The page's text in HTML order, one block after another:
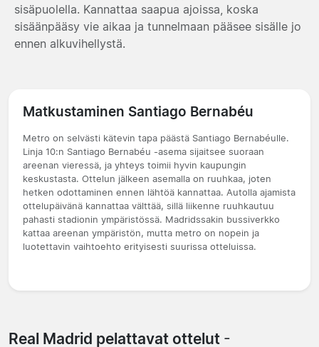
sisäpuolella. Kannattaa saapua ajoissa, koska
sisäänpääsy vie aikaa ja tunnelmaan pääsee sisälle jo
ennen alkuvihellystä.
Matkustaminen Santiago Bernabéu
Metro on selvästi kätevin tapa päästä Santiago Bernabéulle.
Linja 10:n Santiago Bernabéu -asema sijaitsee suoraan
areenan vieressä, ja yhteys toimii hyvin kaupungin
keskustasta. Ottelun jälkeen asemalla on ruuhkaa, joten
hetken odottaminen ennen lähtöä kannattaa. Autolla ajamista
ottelupäivänä kannattaa välttää, sillä liikenne ruuhkautuu
pahasti stadionin ympäristössä. Madridssakin bussiverkko
kattaa areenan ympäristön, mutta metro on nopein ja
luotettavin vaihtoehto erityisesti suurissa otteluissa.
Real Madrid pelattavat ottelut -